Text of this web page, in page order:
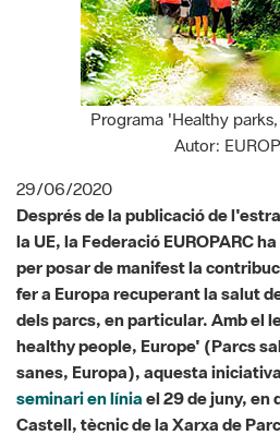
Programa 'Healthy
Autor:
29/06/2020
Després de la publicació de
per posar de manifest la
fer a Europa recuperant la salut
dels parcs, en particular. Amb el
healthy people, Europe' (Parcs
sanes, Europa), aquesta
seminari en líniael 29 de juny, en
Castell, tècnic de la Xarxa de
EUROPARC inicia un programa a
a parcs i zones protegides d'abast